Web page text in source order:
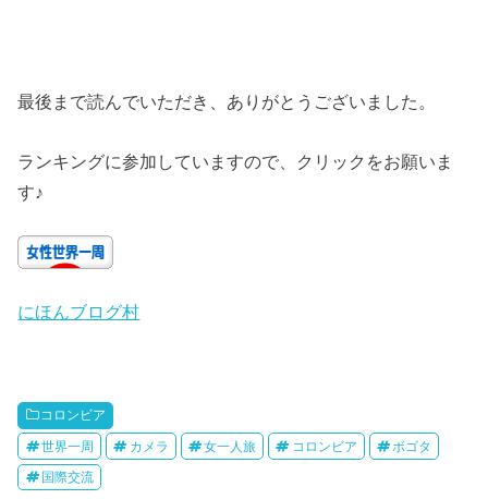
最後まで読んでいただき、ありがとうございました。
ランキングに参加していますので、クリックをお願いま
す♪
にほんブログ村
コロンビア
世界一周 カメラ 女一人旅 コロンビア ボゴタ
国際交流